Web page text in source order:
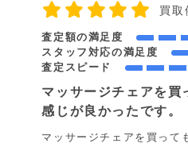
買取
査定額の満足度
スタッフ対応の満足度
査定スピード
マッサージチェアを買
感じが良かったです。
マッサージチェアを買って